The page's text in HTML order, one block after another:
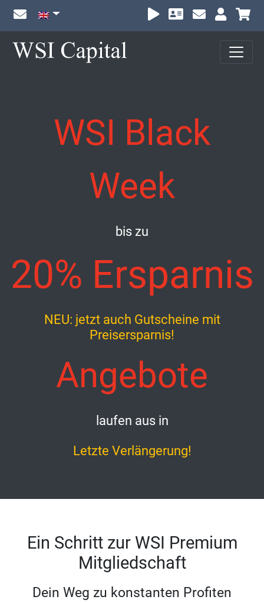
WSI Black
Week
bis zu
20% Ersparnis
NEU: jetzt auch Gutscheine mit
Preisersparnis!
Angebote
laufen aus in
Letzte Verlängerung!
Ein Schritt zur WSI Premium
Mitgliedschaft
Dein Weg zu konstanten Profiten